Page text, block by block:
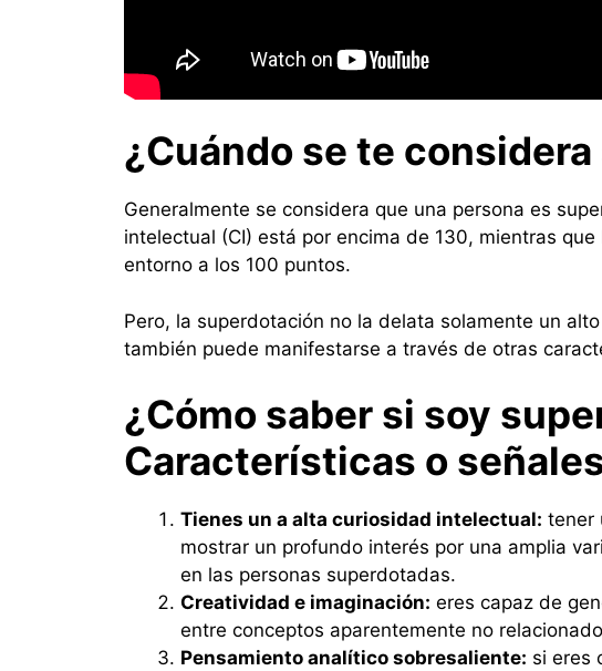
¿Cuándo se te
Generalmente se considera que una persona es
intelectual (CI) está por encima de 130, mientras
entorno a los 100 puntos.
Pero, la superdotación no la delata solamente un
también puede manifestarse a través de otras
¿Cómo saber si soy
Características o
Tienes un a alta curiosidad intelectual: tener
mostrar un profundo interés por una amplia
en las personas superdotadas.
Creatividad e imaginación: eres capaz de
entre conceptos aparentemente no
Pensamiento analítico sobresaliente: si eres